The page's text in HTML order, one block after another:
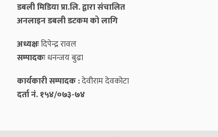
डबली मिडिया प्रा.लि. द्वारा संचालित
अनलाइन डबली डटकम को लागि
अध्यक्षःदिपेन्द्र रावल
सम्पादकःधनन्‍जय बुढा
कार्यकारी सम्पादक :देवीराम देवकोटा
दर्ता नं. १५४/०७३-७४